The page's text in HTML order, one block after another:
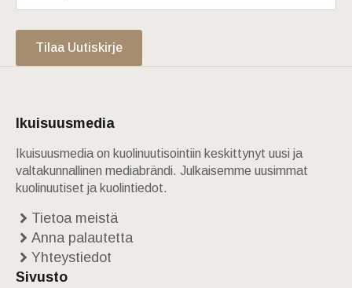
Tilaa Uutiskirje
Ikuisuusmedia
Ikuisuusmedia on kuolinuutisointiin keskittynyt uusi ja
valtakunnallinen mediabrändi. Julkaisemme uusimmat
kuolinuutiset ja kuolintiedot.
Tietoa meistä
Anna palautetta
Yhteystiedot
Sivusto